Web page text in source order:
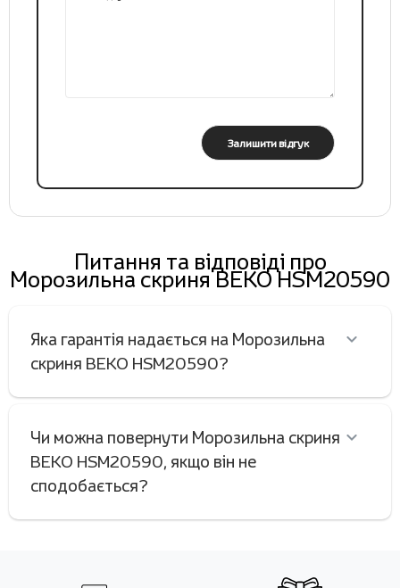
Залишити відгук
Питання та відповіді про
Морозильна скриня BEKO HSM20590
Яка гарантія надається на Морозильна
скриня BEKO HSM20590?
Чи можна повернути Морозильна скриня
BEKO HSM20590, якщо він не
сподобається?